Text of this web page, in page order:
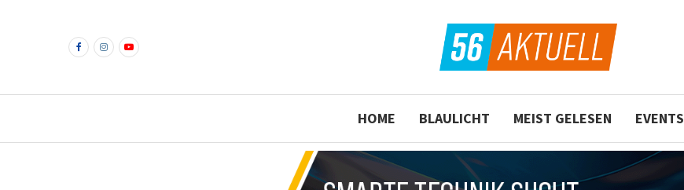
HOME BLAULICHT MEIST GELESEN EVENTS